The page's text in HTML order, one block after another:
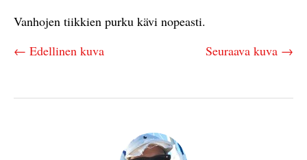
Vanhojen tiikkien purku kävi nopeasti.
← Edellinen kuva
Seuraava kuva →